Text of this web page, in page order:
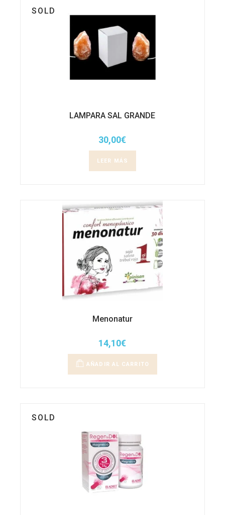
SOLD
LAMPARA SAL GRANDE
30,00€
LEER MÁS
Menonatur
14,10€
AÑADIR AL CARRITO
SOLD